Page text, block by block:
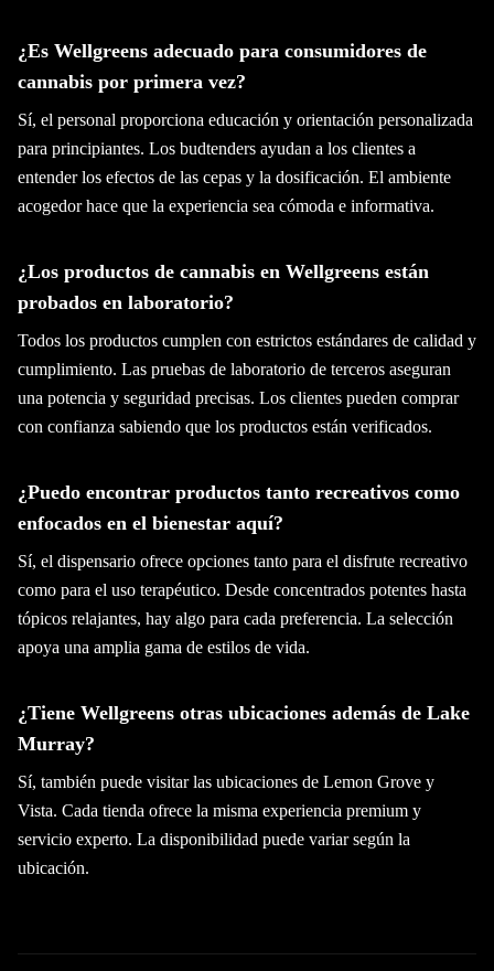
¿Es Wellgreens adecuado para consumidores de
cannabis por primera vez?
Sí, el personal proporciona educación y orientación personalizada
para principiantes. Los budtenders ayudan a los clientes a
entender los efectos de las cepas y la dosificación. El ambiente
acogedor hace que la experiencia sea cómoda e informativa.
¿Los productos de cannabis en Wellgreens están
probados en laboratorio?
Todos los productos cumplen con estrictos estándares de calidad y
cumplimiento. Las pruebas de laboratorio de terceros aseguran
una potencia y seguridad precisas. Los clientes pueden comprar
con confianza sabiendo que los productos están verificados.
¿Puedo encontrar productos tanto recreativos como
enfocados en el bienestar aquí?
Sí, el dispensario ofrece opciones tanto para el disfrute recreativo
como para el uso terapéutico. Desde concentrados potentes hasta
tópicos relajantes, hay algo para cada preferencia. La selección
apoya una amplia gama de estilos de vida.
¿Tiene Wellgreens otras ubicaciones además de Lake
Murray?
Sí, también puede visitar las ubicaciones de Lemon Grove y
Vista. Cada tienda ofrece la misma experiencia premium y
servicio experto. La disponibilidad puede variar según la
ubicación.